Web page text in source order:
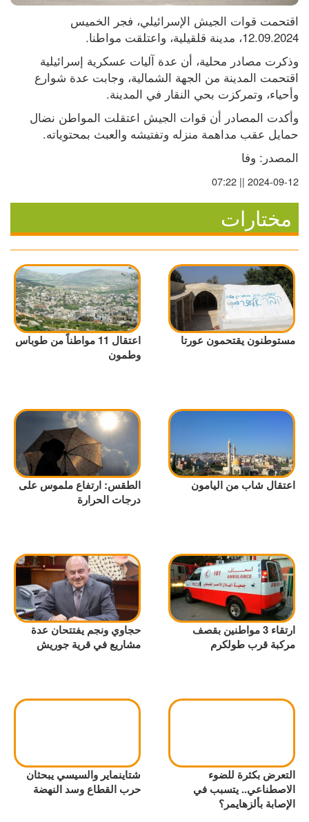
12.09.2024، مدينة قلقيلية، واعتلقت مواطنا.
وأحياء، وتمركزت بحي النقار في المدينة.
حمايل عقب مداهمة منزله وتفتيشه والعبث بمحتوياته.
المصدر: وفا
2024-09-12 || 07:22
مختارات
مستوطنون يقتحمون عورتا
اعتقال 11 مواطناً من طوباس
وطمون
اعتقال شاب من اليامون
الطقس: ارتفاع ملموس على
درجات الحرارة
ارتقاء 3 مواطنين بقصف
مركبة قرب طولكرم
حجاوي ونجم يفتتحان عدة
مشاريع في قرية جوريش
التعرض بكثرة للضوء
الاصطناعي.. يتسبب في
الإصابة بألزهايمر؟
شتاينماير والسيسي يبحثان
حرب القطاع وسد النهضة